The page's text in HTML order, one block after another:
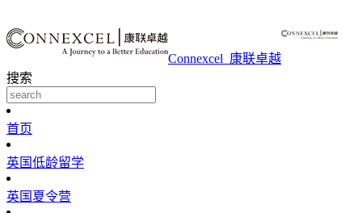
Connexcel_康联卓越
搜索
首页
英国低龄留学
英国夏令营